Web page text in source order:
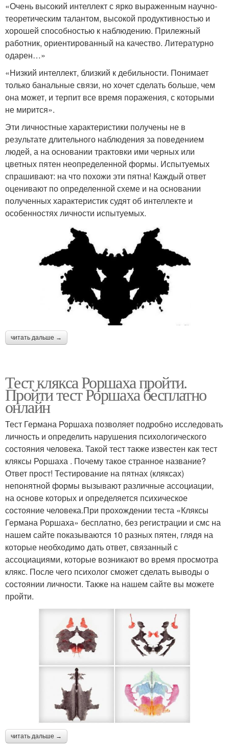
«Очень высокий интеллект с ярко выраженным научно-
теоретическим талантом, высокой продуктивностью и
хорошей способностью к наблюдению. Прилежный
работник, ориентированный на качество. Литературно
одарен…»
«Низкий интеллект, близкий к дебильности. Понимает
только банальные связи, но хочет сделать больше, чем
она может, и терпит все время поражения, с которыми
не мирится».
Эти личностные характеристики получены не в
результате длительного наблюдения за поведением
людей, а на основании трактовки ими черных или
цветных пятен неопределенной формы. Испытуемых
спрашивают: на что похожи эти пятна! Каждый ответ
оценивают по определенной схеме и на основании
полученных характеристик судят об интеллекте и
особенностях личности испытуемых.
читать дальше →
Тест клякса Роршаха пройти.
Пройти тест Роршаха бесплатно
онлайн
Тест Германа Роршаха позволяет подробно исследовать
личность и определить нарушения психологического
состояния человека. Такой тест также известен как тест
кляксы Роршаха . Почему такое странное название?
Ответ прост! Тестирование на пятнах (кляксах)
непонятной формы вызывают различные ассоциации,
на основе которых и определяется психическое
состояние человека.При прохождении теста «Кляксы
Германа Роршаха» бесплатно, без регистрации и смс на
нашем сайте показываются 10 разных пятен, глядя на
которые необходимо дать ответ, связанный с
ассоциациями, которые возникают во время просмотра
клякс. После чего психолог сможет сделать выводы о
состоянии личности. Также на нашем сайте вы можете
пройти.
читать дальше →